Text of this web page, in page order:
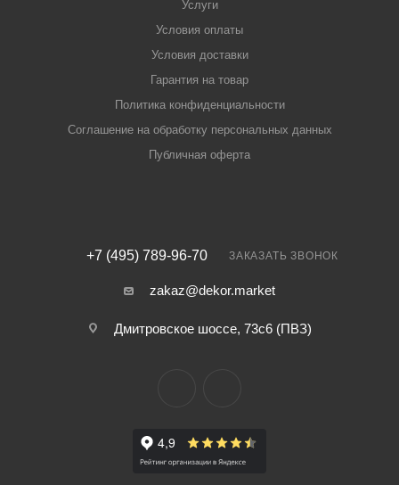
Услуги
Условия оплаты
Условия доставки
Гарантия на товар
Политика конфиденциальности
Соглашение на обработку персональных данных
Публичная оферта
+7 (495) 789-96-70 ЗАКАЗАТЬ ЗВОНОК
zakaz@dekor.market
Дмитровское шоссе, 73с6 (ПВЗ)